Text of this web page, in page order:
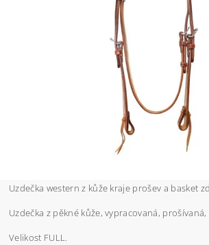
Uzdečka western z kůže kraje prošev a basket
Uzdečka z pěkné kůže, vypracovaná,
Velikost FULL.